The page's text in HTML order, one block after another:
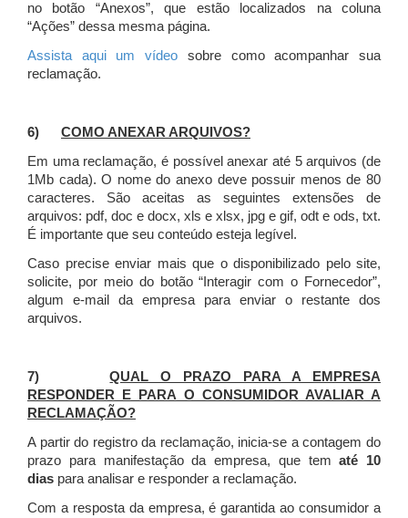
no botão “Anexos”, que estão localizados na coluna
“Ações” dessa mesma página.
Assista aqui um vídeo sobre como acompanhar sua
reclamação.
6) COMO ANEXAR ARQUIVOS?
Em uma reclamação, é possível anexar até 5 arquivos (de
1Mb cada). O nome do anexo deve possuir menos de 80
caracteres. São aceitas as seguintes extensões de
arquivos: pdf, doc e docx, xls e xlsx, jpg e gif, odt e ods, txt.
É importante que seu conteúdo esteja legível.
Caso precise enviar mais que o disponibilizado pelo site,
solicite, por meio do botão “Interagir com o Fornecedor”,
algum e-mail da empresa para enviar o restante dos
arquivos.
7)QUAL O PRAZO PARA A EMPRESA
RESPONDER E PARA O CONSUMIDOR AVALIAR A
RECLAMAÇÃO?
A partir do registro da reclamação, inicia-se a contagem do
prazo para manifestação da empresa, que tematé 10
dias para analisar e responder a reclamação.
Com a resposta da empresa, é garantida ao consumidor a